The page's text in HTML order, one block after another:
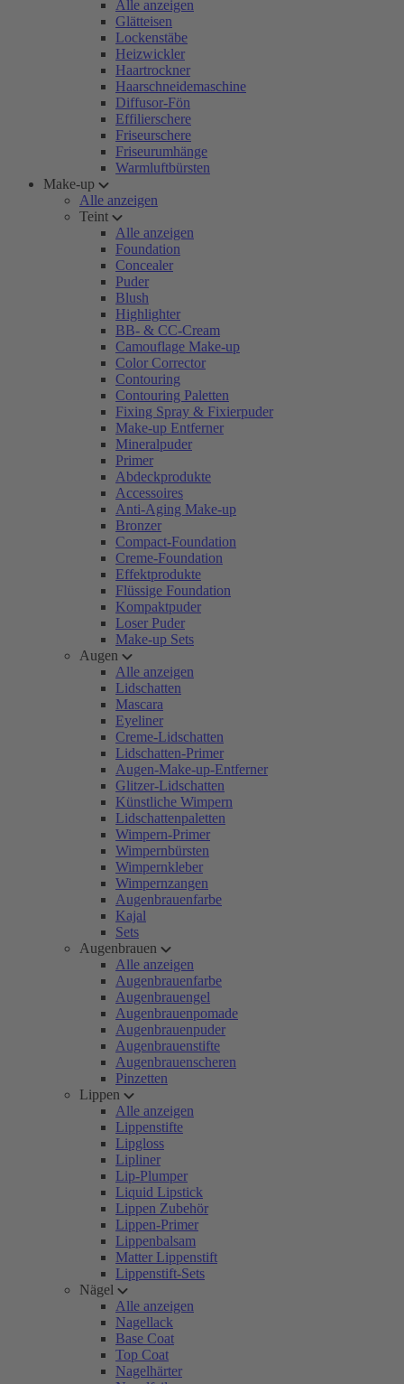
Alle anzeigen
Glätteisen
Lockenstäbe
Heizwickler
Haartrockner
Haarschneidemaschine
Diffusor-Fön
Effilierschere
Friseurschere
Friseurumhänge
Warmluftbürsten
Make-up
Alle anzeigen
Teint
Alle anzeigen
Foundation
Concealer
Puder
Blush
Highlighter
BB- & CC-Cream
Camouflage Make-up
Color Corrector
Contouring
Contouring Paletten
Fixing Spray & Fixierpuder
Make-up Entferner
Mineralpuder
Primer
Abdeckprodukte
Accessoires
Anti-Aging Make-up
Bronzer
Compact-Foundation
Creme-Foundation
Effektprodukte
Flüssige Foundation
Kompaktpuder
Loser Puder
Make-up Sets
Augen
Alle anzeigen
Lidschatten
Mascara
Eyeliner
Creme-Lidschatten
Lidschatten-Primer
Augen-Make-up-Entferner
Glitzer-Lidschatten
Künstliche Wimpern
Lidschattenpaletten
Wimpern-Primer
Wimpernbürsten
Wimpernkleber
Wimpernzangen
Augenbrauenfarbe
Kajal
Sets
Augenbrauen
Alle anzeigen
Augenbrauenfarbe
Augenbrauengel
Augenbrauenpomade
Augenbrauenpuder
Augenbrauenstifte
Augenbrauenscheren
Pinzetten
Lippen
Alle anzeigen
Lippenstifte
Lipgloss
Lipliner
Lip-Plumper
Liquid Lipstick
Lippen Zubehör
Lippen-Primer
Lippenbalsam
Matter Lippenstift
Lippenstift-Sets
Nägel
Alle anzeigen
Nagellack
Base Coat
Top Coat
Nagelhärter